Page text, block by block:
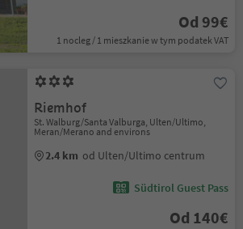
Od 99€
1 nocleg / 1 mieszkanie w tym podatek VAT
Riemhof
St. Walburg/Santa Valburga, Ulten/Ultimo,
Meran/Merano and environs
2.4 km od Ulten/Ultimo centrum
Südtirol Guest Pass
Od 140€